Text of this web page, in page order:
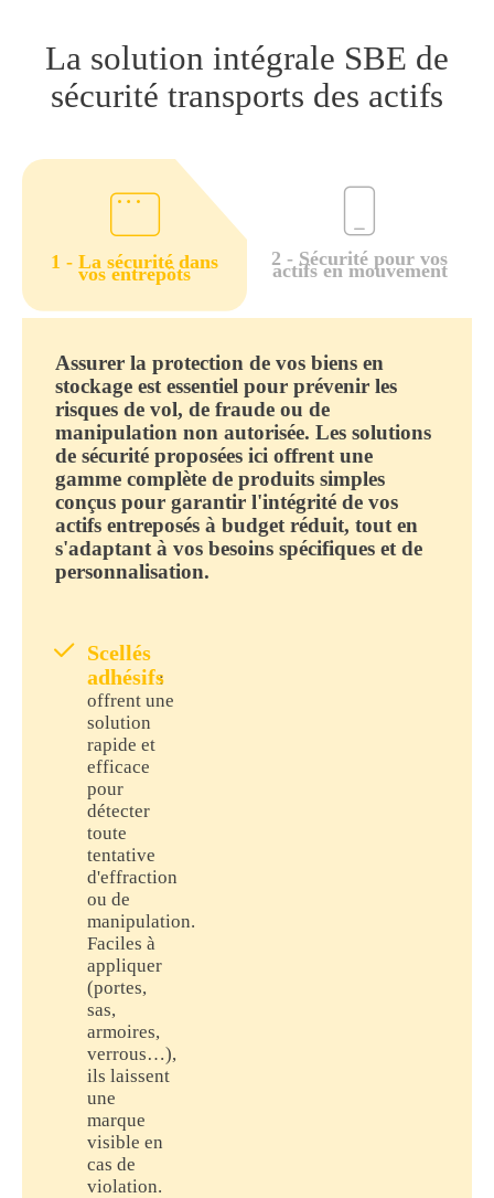
La solution intégrale SBE de
sécurité transports des actifs
1 - La sécurité dans
vos entrepôts
2 - Sécurité pour vos
actifs en mouvement
Assurer la protection de vos biens en
stockage est essentiel pour prévenir les
risques de vol, de fraude ou de
manipulation non autorisée. Les solutions
de sécurité proposées ici offrent une
gamme complète de produits simples
conçus pour garantir l'intégrité de vos
actifs entreposés à budget réduit, tout en
s'adaptant à vos besoins spécifiques et de
personnalisation.
Scellés
adhésifs
:
offrent une
solution
rapide et
efficace
pour
détecter
toute
tentative
d'effraction
ou de
manipulation.
Faciles à
appliquer
(portes,
sas,
armoires,
verrous…),
ils laissent
une
marque
visible en
cas de
violation.